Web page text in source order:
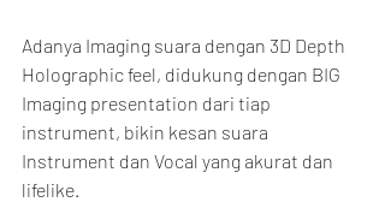
Adanya Imaging suara dengan 3D Depth
Holographic feel, didukung dengan BIG
Imaging presentation dari tiap
instrument, bikin kesan suara
Instrument dan Vocal yang akurat dan
lifelike.